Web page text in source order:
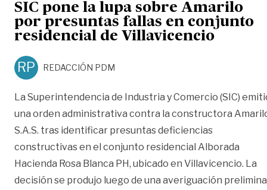
SIC pone la lupa sobre Amarilo
por presuntas fallas en conjunto
residencial de Villavicencio
RP REDACCIÓN PDM
La Superintendencia de Industria y Comercio (SIC)
una orden administrativa contra la constructora
S.A.S. tras identificar presuntas deficiencias
constructivas en el conjunto residencial Alborada
Hacienda Rosa Blanca PH, ubicado en Villavicencio. La
decisión se produjo luego de una averiguación